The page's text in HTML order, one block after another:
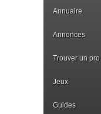
Annuaire
Annonces
Trouver un pro
Jeux
Guides